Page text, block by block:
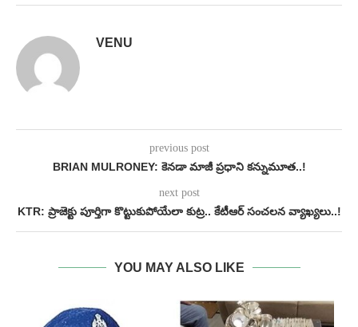
VENU
previous post
BRIAN MULRONEY: కెనడా మాజీ ప్రధాని కన్నుమూత..!
next post
KTR: ప్రాజెక్టు పూర్తిగా కొట్టుకుపోయేలా కుట్ర.. కేటీఆర్ సంచలన వ్యాఖ్యలు..!
YOU MAY ALSO LIKE